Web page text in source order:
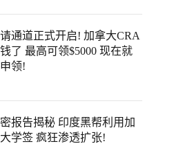
通道正式开启! 加拿大CRA
了 最高可领$5000 现在就
领!
报告揭秘 印度黑帮利用加
学签 疯狂渗透扩张!